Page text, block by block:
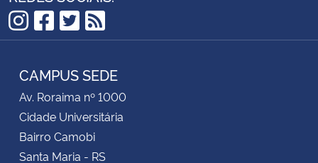
Instagram
Facebook
Twitter
RSS
CAMPUS SEDE
Av. Roraima nº 1000
Cidade Universitária
Bairro Camobi
Santa Maria - RS